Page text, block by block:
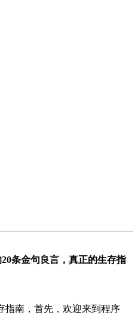
条金句良言，真正的生存指
指南，首先，欢迎来到程序